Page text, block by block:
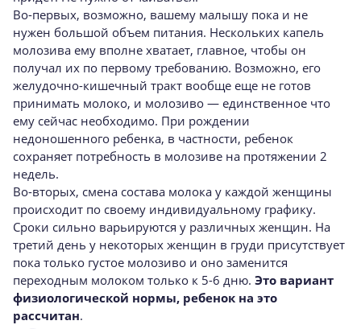
Во-первых, возможно, вашему малышу пока и не
нужен большой объем питания. Нескольких капель
молозива ему вполне хватает, главное, чтобы он
получал их по первому требованию. Возможно, его
желудочно-кишечный тракт вообще еще не готов
принимать молоко, и молозиво — единственное что
ему сейчас необходимо. При рождении
недоношенного ребенка, в частности, ребенок
сохраняет потребность в молозиве на протяжении 2
недель.
Во-вторых, смена состава молока у каждой женщины
происходит по своему индивидуальному графику.
Сроки сильно варьируются у различных женщин. На
третий день у некоторых женщин в груди присутствует
пока только густое молозиво и оно заменится
переходным молоком только к 5-6 дню. Это вариант
физиологической нормы, ребенок на это
рассчитан.